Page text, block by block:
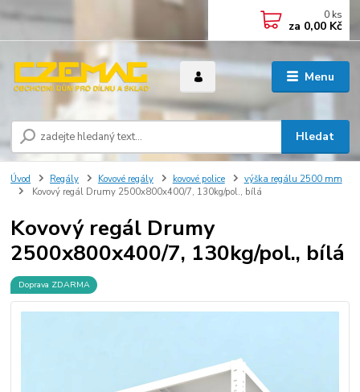
Menu
Hledat
0 ks
za 0,00 Kč
Úvod Regály Kovové regály kovové police
výška regálu 2500 mm
Kovový regál Drumy 2500x800x400/7, 130kg/pol., bílá
Kovový regál Drumy
2500x800x400/7, 130kg/pol., bílá
Doprava ZDARMA